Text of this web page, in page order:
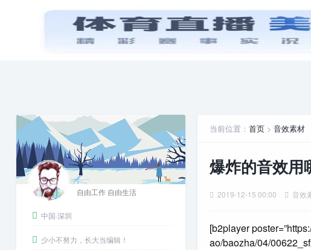
首页 PPT模板 娱乐八卦 安卓游戏
当前位置： 首页> 音效素材
爆炸的音效用
2019-12-15 00:00 音效
[b2player
ao/baozha/04/
自由工作 自由生活
中国·深圳
少小不努力，长大当编辑！